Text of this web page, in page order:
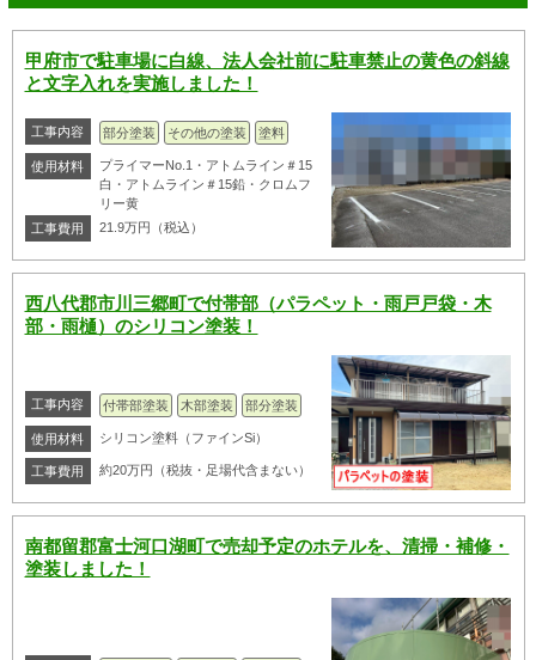
甲府市で駐車場に白線、法人会社前に駐車禁止の黄色の斜線
と文字入れを実施しました！
工事内容 部分塗装 その他の塗装 塗料
使用材料
プライマーNo.1・アトムライン＃15
白・アトムライン＃15鉛・クロムフ
リー黄
工事費用
21.9万円（税込）
西八代郡市川三郷町で付帯部（パラペット・雨戸戸袋・木
部・雨樋）のシリコン塗装！
工事内容 付帯部塗装 木部塗装 部分塗装
使用材料 シリコン塗料（ファインSi）
工事費用 約20万円（税抜・足場代含まない）
南都留郡富士河口湖町で売却予定のホテルを、清掃・補修・
塗装しました！